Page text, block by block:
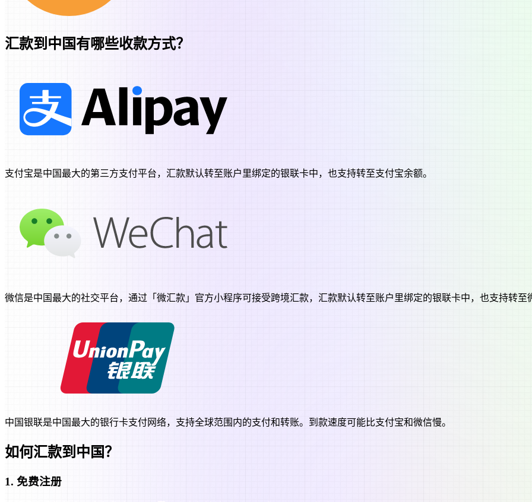
汇款到 中国有哪些收款方式？
支付宝是中国最大的第三方支付平台，汇款默认转至账户里绑定的银联卡中，也支持转至支付宝余额。
微信是中国最大的社交平台，通过「微汇款」官方小程序可接受跨境汇款，汇款默认转至账户里绑定的银联卡中，也支持转至
中国银联是中国最大的银行卡支付网络，支持全球范围内的支付和转账。到款速度可能比支付宝和微信慢。
如何汇款到中国？
1. 免费注册